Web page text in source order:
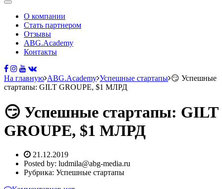
О компании
Стать партнером
Отзывы
ABG.Academy
Контакты
На главную ABG.Academy Успешные стартапы 😏 Успешные
стартапы: GILT GROUPE, $1 МЛРД
😏 Успешные стартапы: GILT
GROUPE, $1 МЛРД
21.12.2019
Posted by: ludmila@abg-media.ru
Рубрика: Успешные стартапы